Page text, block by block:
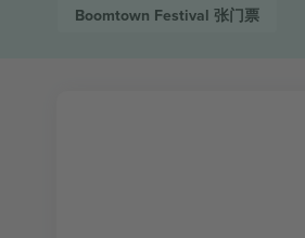
Boomtown Festival 张门票